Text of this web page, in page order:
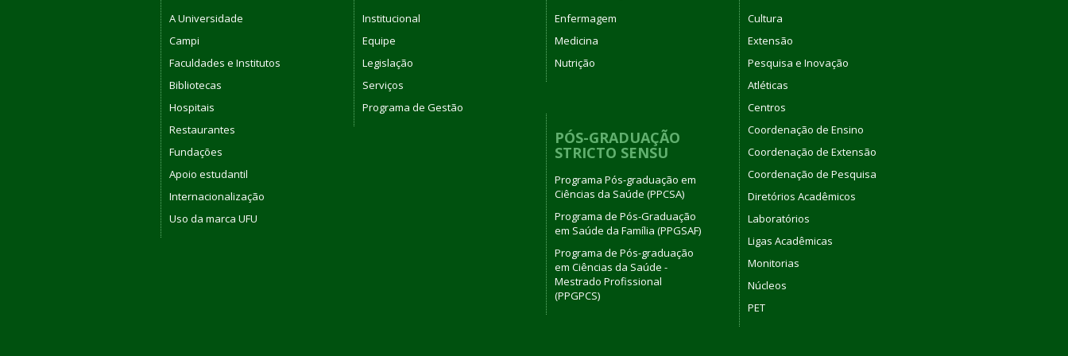
A Universidade
Campi
Faculdades e Institutos
Bibliotecas
Hospitais
Restaurantes
Fundações
Apoio estudantil
Internacionalização
Uso da marca UFU
Institucional
Equipe
Legislação
Serviços
Programa de Gestão
Enfermagem
Medicina
Nutrição
PÓS-GRADUAÇÃO
STRICTO SENSU
Programa Pós-graduação em
Ciências da Saúde (PPCSA)
Programa de Pós-Graduação
em Saúde da Família (PPGSAF)
Programa de Pós-graduação
em Ciências da Saúde -
Mestrado Profissional
(PPGPCS)
Cultura
Extensão
Pesquisa e Inovação
Atléticas
Centros
Coordenação de Ensino
Coordenação de Extensão
Coordenação de Pesquisa
Diretórios Acadêmicos
Laboratórios
Ligas Acadêmicas
Monitorias
Núcleos
PET